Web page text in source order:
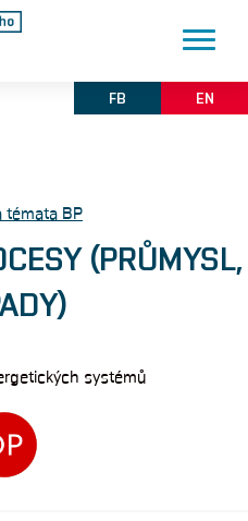
FB EN
BP
(PRŮMYSL,
systémů